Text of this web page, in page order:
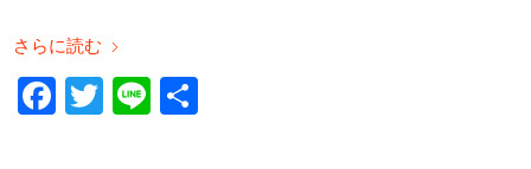
さらに読む
Facebook
Twitter
Line